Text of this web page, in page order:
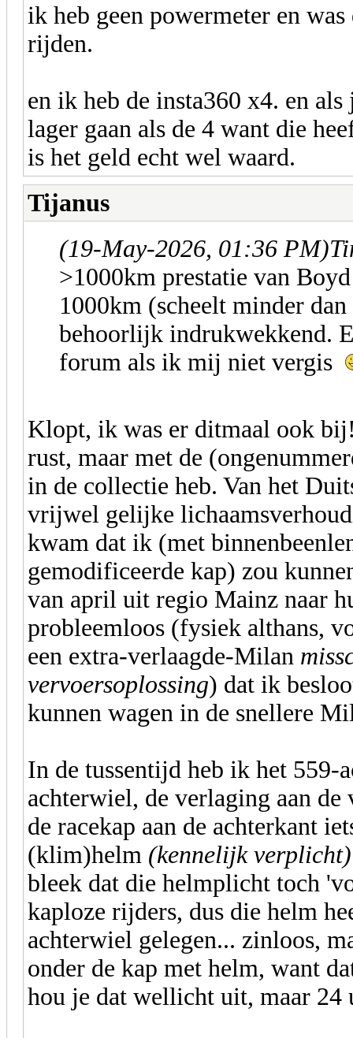
ik heb geen powermeter en
rijden.
en ik heb de insta360 x4. en
lager gaan als de 4 want die
is het geld echt wel waard.
Tijanus
(19-May-2026, 01:36 PM)
>1000km prestatie van
1000km (scheelt minder
behoorlijk indrukwekkend.
forum als ik mij niet vergis
Klopt, ik was er ditmaal ook
rust, maar met de
in de collectie heb. Van het
vrijwel gelijke
kwam dat ik (met
gemodificeerde kap) zou
van april uit regio Mainz naar
probleemloos (fysiek althans,
een extra-verlaagde-Milan
vervoersoplossing) dat ik
kunnen wagen in de snellere
In de tussentijd heb ik het 559-
achterwiel, de verlaging aan de
de racekap aan de achterkant
(klim)helm (kennelijk verplicht)
bleek dat die helmplicht toch
kaploze rijders, dus die helm
achterwiel gelegen... zinloos,
onder de kap met helm, want
hou je dat wellicht uit, maar 24